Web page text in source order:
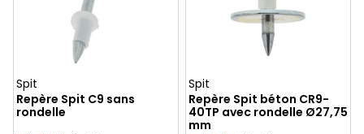
Spit
Repère Spit C9 sans
rondelle
Spit
Repère Spit béton CR9-
40TP avec rondelle Ø27,75
mm